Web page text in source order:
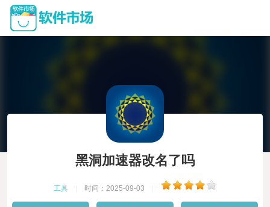
黑洞加速器改名了吗
工具 时间：2025-09-03